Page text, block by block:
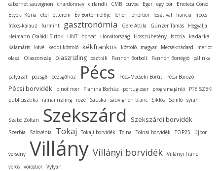
cabernet sauvignon chardonnay cirfandli CMB cuvée Eger egy bor
Enoteca Corso
Etyeki Kúria
étel étterem Év Bortermelője fehér fehérbor fesztivál francia
fröccs
fröccs-kalauz
furmint gasztronómia Gere Attila Günzer Tamás
Hegyalja
Heimann Családi Birtok
HNT horvát Horvátország Hosszúhetény Isztria kadarka
Kalamáris kávé keddi kóstoló kékfrankos kóstoló magyar Mecseknádasd
merlot
olasz
Olaszország olaszrizling osztrák Pannon Borbolt Pannon Borrégió pálinka
pályázat pezsgő pezsgőház Pécs Pécs-Mecseki Borút Pécsi Borozó
Pécsi borvidék pinot noir Planina Borház portugieser programajánló
PTE SZBKI
publicisztika
rajnai rizling rozé Sauska sauvignon blanc Siklós Somló syrah
Szabó Zoltán Szekszárd Szekszárdi borvidék
Szerbia Szlovénia Tokaj Tokaji borvidék Tolna Tolnai borvidék TOP25 újbor
verseny Villány Villányi borvidék Villányi Franc
vörös vörösbor Vylyan